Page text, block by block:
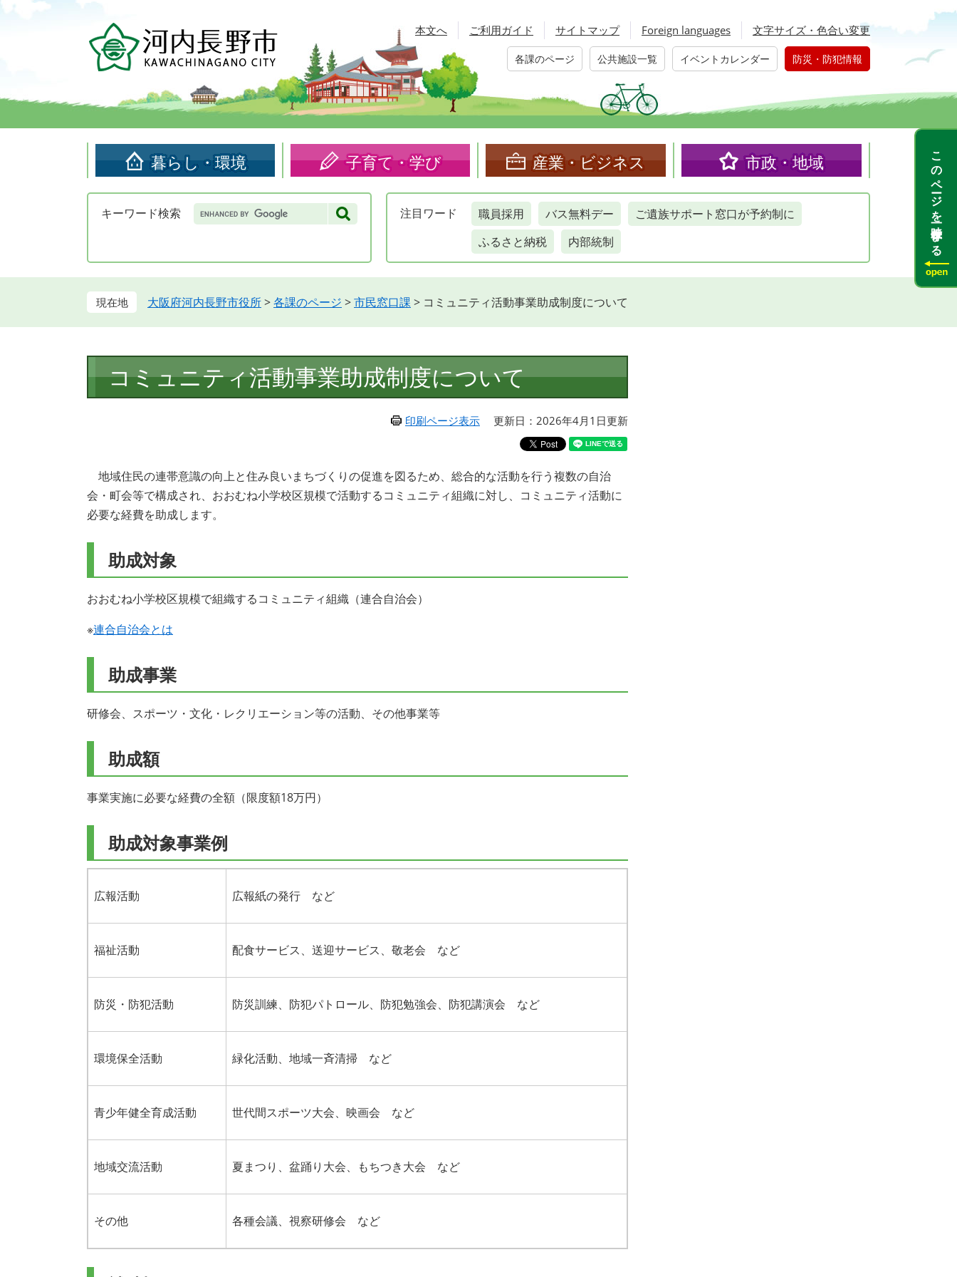
頭
す。
飛
し
本文へ ご利用ガイド サイトマップ Foreign languages 文字サイズ・色合い変更
各課のページ 公共施設一覧 イベントカレンダー 防災・防犯情報
暮らし・環境 子育て・学び 産業・ビジネス 市政・地域
キーワード検索 Google
カ
検
注目 ワード 職員採用 バス無料デー
ご遺族サポート窓口が予約制に
ふるさと納税
内部統制
大阪府河内長野市役所>各課のページ >市民窓口課 > コミュニティ活動事業助成制度について
文
コミュニティ活動事業助成制度について
印刷ページ表示 更新日：2026年4月1日更新
地域住民の連帯意識の向上と住み良いまちづくりの促進を図るため、総合的な活動を行う複数の自治
会・町会等で構成され、おおむね小学校区規模で活動するコミュニティ組織に対し、コミュニティ活動に
必要な経費を助成します。
助成対象
おおむね小学校区規模で組織するコミュニティ組織（連合自治会）
※連合自治会とは
助成事業
研修会、スポーツ・文化・レクリエーション等の活動、その他事業等
助成額
事業実施に必要な経費の全額（限度額18万円）
助成対象事業例
広報活動 広報紙の発行 など
福祉活動 配食サービス、送迎サービス、敬老会 など
防災・防犯活動 防災訓練、防犯パトロール、防犯勉強会、防犯講演会 など
環境保全活動 緑化活動、地域一斉清掃 など
青少年健全育成活動 世代間スポーツ大会、映画会 など
地域交流活動 夏まつり、盆踊り大会、もちつき大会 など
その他 各種会議、視察研修会 など
このページを一時保存する